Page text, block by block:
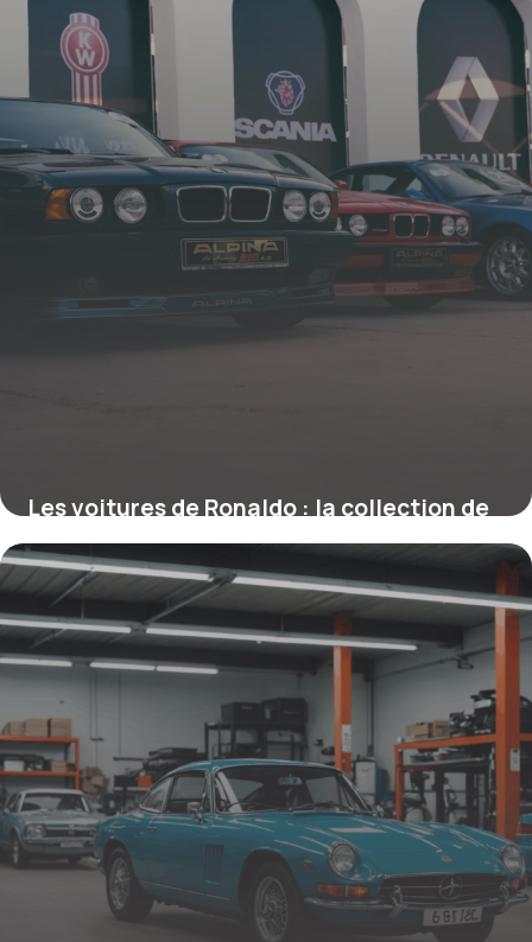
Les voitures de Ronaldo : la collection de
luxe du champion
19 février 2026